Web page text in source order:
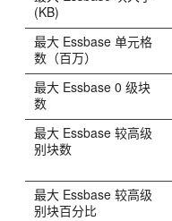
(KB)
最大 Essbase 单元格
数（百万）
最大 Essbase 0 级块
数
最大 Essbase 较高级
别块数
最大 Essbase 较高级
别块百分比